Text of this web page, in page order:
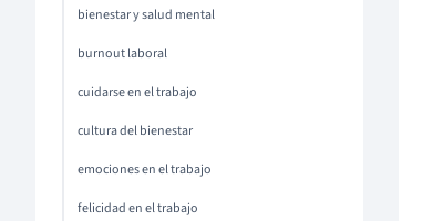
bienestar y salud mental
burnout laboral
cuidarse en el trabajo
cultura del bienestar
emociones en el trabajo
felicidad en el trabajo